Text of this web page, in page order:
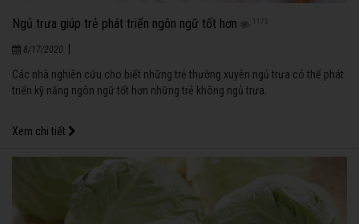
Ngủ trưa giúp trẻ phát triển ngôn ngữ tốt hơn 1173
8/17/2020
Các nhà nghiên cứu cho biết những trẻ thường xuyên ngủ trưa có thể phát
triển kỹ năng ngôn ngữ tốt hơn những trẻ không ngủ trưa.
Xem chi tiết